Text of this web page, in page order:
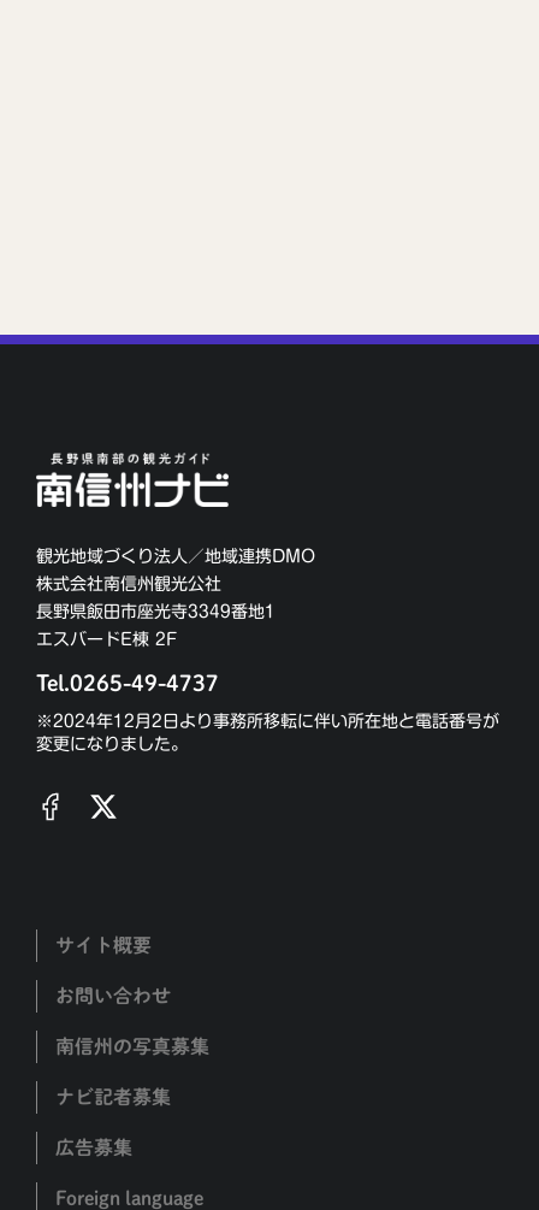
観光地域づくり法人／地域連携DMO
株式会社南信州観光公社
長野県飯田市座光寺3349番地1
エスバードE棟 2F
Tel.0265-49-4737
※2024年12月2日より事務所移転に伴い所在地と電話番号が
変更になりました。
サイト概要
お問い合わせ
南信州の写真募集
ナビ記者募集
広告募集
Foreign language